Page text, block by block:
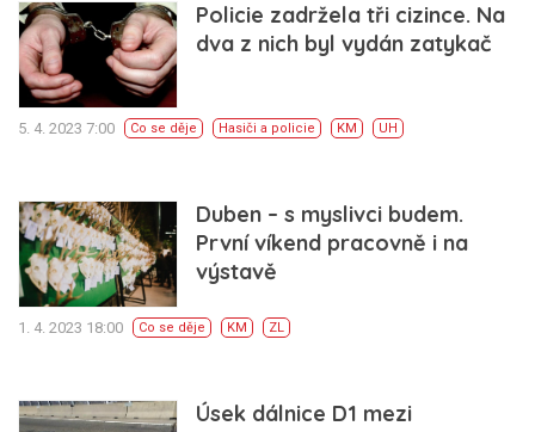
Policie zadržela tři cizince. Na
dva z nich byl vydán zatykač
5. 4. 2023 7:00 Co se děje Hasiči a policie KM UH
Duben – s myslivci budem.
První víkend pracovně i na
výstavě
1. 4. 2023 18:00 Co se děje KM ZL
Úsek dálnice D1 mezi